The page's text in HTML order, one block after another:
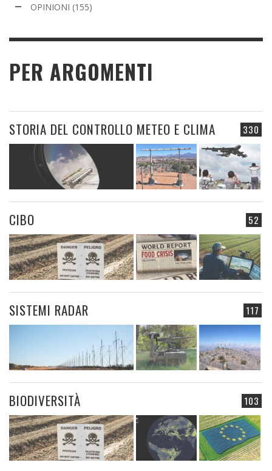
OPINIONI (155)
PER ARGOMENTI
330
STORIA DEL CONTROLLO METEO E CLIMA
52
CIBO
117
SISTEMI RADAR
103
BIODIVERSITÀ